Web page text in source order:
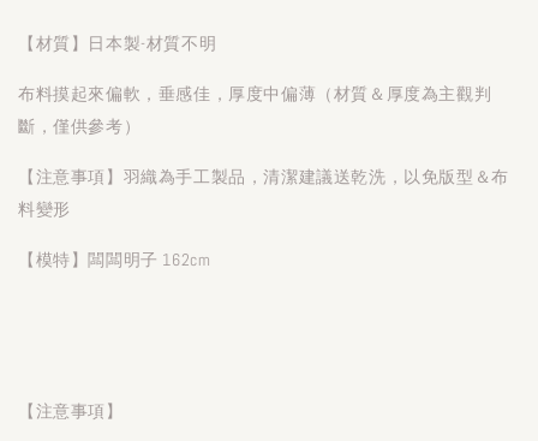
【材質】日本製-材質不明
布料摸起來偏軟，垂感佳，厚度中偏薄（材質＆厚度為主觀判
斷，僅供參考）
【注意事項】羽織為手工製品，清潔建議送乾洗，以免版型＆布
料變形
【模特】闆闆明子 162cm
【注意事項】